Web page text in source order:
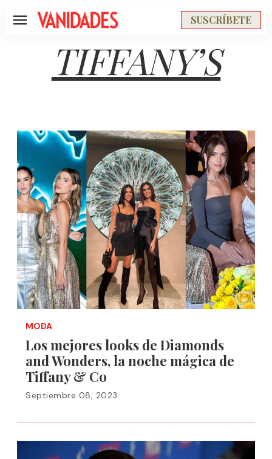
Menú SUSCRÍBETE
TIFFANY’S
MODA
Los mejores looks de Diamonds
and Wonders, la noche mágica de
Tiffany & Co
Septiembre 08, 2023